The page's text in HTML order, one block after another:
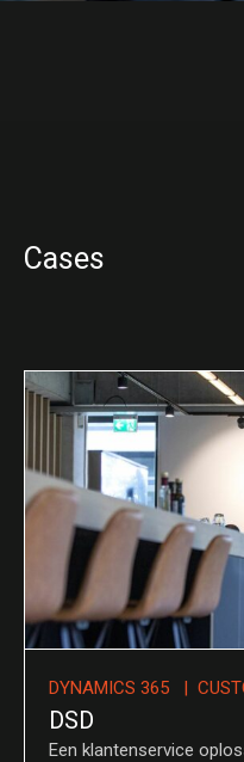
Cases
DYNAMICS 365 |
DSD
Een klantenservice